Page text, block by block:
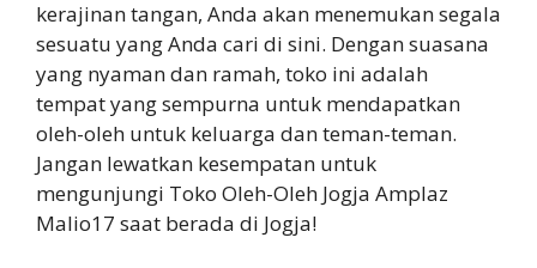
kerajinan tangan, Anda akan menemukan segala
sesuatu yang Anda cari di sini. Dengan suasana
yang nyaman dan ramah, toko ini adalah
tempat yang sempurna untuk mendapatkan
oleh-oleh untuk keluarga dan teman-teman.
Jangan lewatkan kesempatan untuk
mengunjungi Toko Oleh-Oleh Jogja Amplaz
Malio17 saat berada di Jogja!